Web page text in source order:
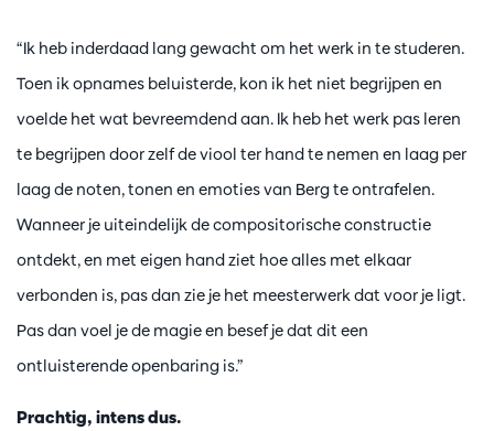
“Ik heb inderdaad lang gewacht om het werk in te studeren.
Toen ik opnames beluisterde, kon ik het niet begrijpen en
voelde het wat bevreemdend aan. Ik heb het werk pas leren
te begrijpen door zelf de viool ter hand te nemen en laag per
laag de noten, tonen en emoties van Berg te ontrafelen.
Wanneer je uiteindelijk de compositorische constructie
ontdekt, en met eigen hand ziet hoe alles met elkaar
verbonden is, pas dan zie je het meesterwerk dat voor je ligt.
Pas dan voel je de magie en besef je dat dit een
ontluisterende openbaring is.”
Prachtig, intens dus.